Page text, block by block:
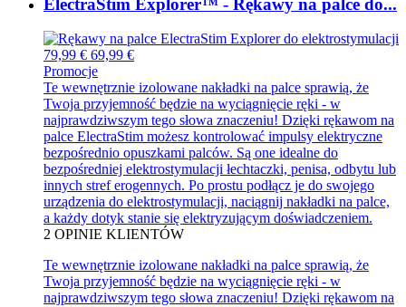
79,99 € 69,99 €
Promocje
Te wewnętrznie izolowane nakładki na palce sprawią, że
Twoja przyjemność będzie na wyciągnięcie ręki - w
najprawdziwszym tego słowa znaczeniu! Dzięki rękawom na
palce ElectraStim możesz kontrolować impulsy elektryczne
bezpośrednio opuszkami palców. Są one idealne do
bezpośredniej elektrostymulacji łechtaczki, penisa, odbytu lub
innych stref erogennych. Po prostu podłącz je do swojego
urządzenia do elektrostymulacji, naciągnij nakładki na palce,
a każdy dotyk stanie się elektryzującym doświadczeniem.
2 OPINIE KLIENTÓW
Te wewnętrznie izolowane nakładki na palce sprawią, że
Twoja przyjemność będzie na wyciągnięcie ręki - w
najprawdziwszym tego słowa znaczeniu! Dzięki rękawom na